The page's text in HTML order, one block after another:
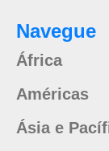
Navegue
África
Américas
Ásia e